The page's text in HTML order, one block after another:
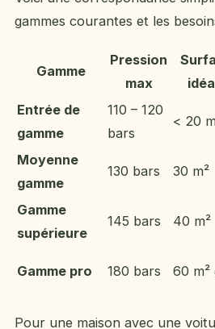
gammes courantes et les
Gamme
Pression
max
Entrée de
gamme
110 – 120
bars
< 20
Moyenne
gamme
130 bars 30 m²
Gamme
supérieure
145 bars 40 m²
Gamme pro 180 bars 60 m²
Pour une maison avec une